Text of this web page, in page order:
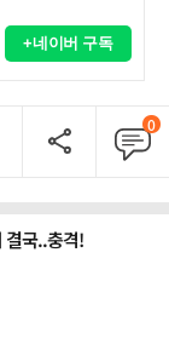
+네이버 구독
0